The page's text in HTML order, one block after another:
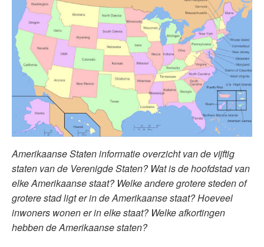
Amerikaanse Staten informatie overzicht van de vijftig
staten van de Verenigde Staten? Wat is de hoofdstad van
elke Amerikaanse staat? Welke andere grotere steden of
grotere stad ligt er in de Amerikaanse staat? Hoeveel
inwoners wonen er in elke staat? Welke afkortingen
hebben de Amerikaanse staten?